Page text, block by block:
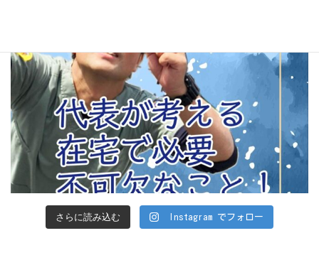
さらに読み込む Instagram でフォロー